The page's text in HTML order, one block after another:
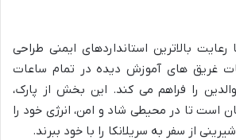
رعایت بالاترین استانداردهای ایمنی طراحی
غریق های آموزش دیده در تمام ساعات
را فراهم می کند. این بخش از پارک،
است تا در محیطی شاد و امن، انرژی خود را
از سفر به سریلانکا را با خود ببرند.